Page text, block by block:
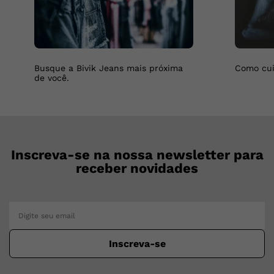
Busque a Bivik Jeans mais próxima
de você.
Como
Inscreva-se na nossa newsletter para
receber novidades
Inscreva-se